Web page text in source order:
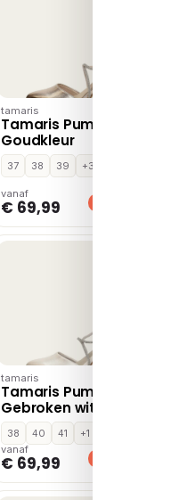
tamaris
Tamaris Pumps –
Goudkleur
37 38 39 +3
vanaf
€ 69,99
tamaris
Tamaris Pumps –
Gebroken wit
38 40 41
+1
vanaf
€ 69,99